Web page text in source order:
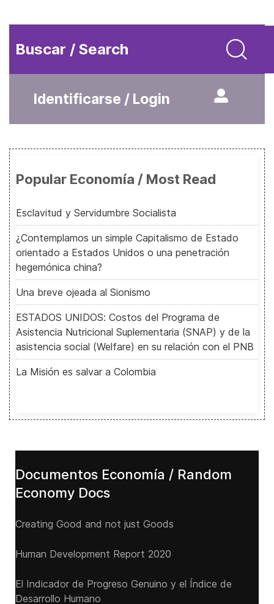
Buscar / Search
Identificarse / Login
Popular Economía / Most Read
Esclavitud y Servidumbre Socialista
¿Contemplamos un simple Capitalismo de Estado
orientado a Estados Unidos o una penetración
hegemónica china?
Una breve ojeada al Sionismo
ESTADOS UNIDOS: Costos del Programa de
Asistencia Nutricional Suplementaria (SNAP) y de la
asistencia social (Welfare) en su relación con el PNB
La Misión es salvar a Colombia
Documentos Economía / Random
Economy Docs
Creating Good and not just Goods
Human Development Report 2020
El Indicador de Progreso Genuino y el Índice de
Desarrollo Humano